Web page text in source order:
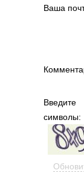
Ваша
Введите
символы: